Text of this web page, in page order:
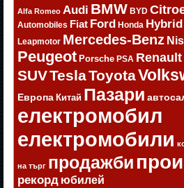
Alfa Romeo Audi BMW BYD
Automobiles Fiat Ford Honda Hybrid
Leapmotor Mercedes-Benz
Peugeot Porsche PSA Renault
SUVTeslaToyota
Европа Китай Пазари
електромобил
електромобили
на търг продажби
рекорд юбилей